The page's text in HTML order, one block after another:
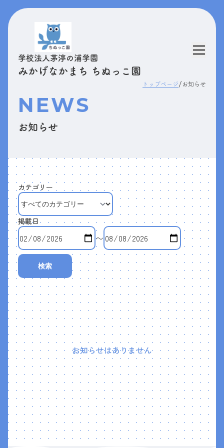
学校法人茅渟の浦学園
みかげなかまち ちぬっこ園
トップページ/ お知らせ
NEWS
お知らせ
カテゴリー
掲載日
〜
検索
お知らせはありません